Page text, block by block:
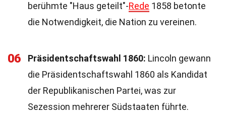
berühmte "Haus geteilt"-Rede 1858 betonte
die Notwendigkeit, die Nation zu vereinen.
06 Präsidentschaftswahl 1860: Lincoln gewann
die Präsidentschaftswahl 1860 als Kandidat
der Republikanischen Partei, was zur
Sezession mehrerer Südstaaten führte.